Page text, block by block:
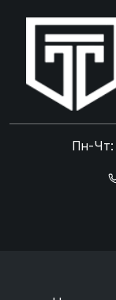
Пн-Чт:
Online чат
Online чат